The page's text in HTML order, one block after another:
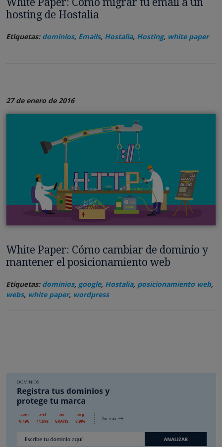
hosting de Hostalia
Etiquetas: dominios, Emails, Hostalia, Hosting, white paper
27 de enero de 2016
White Paper: Cómo cambiar de dominio y
mantener el posicionamiento web
Etiquetas: dominios, google, Hostalia, posicionamiento web,
webs, white paper, wordpress